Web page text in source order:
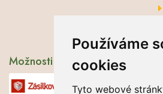
Používáme
cookies
Tyto webové
Možnosti dopravy